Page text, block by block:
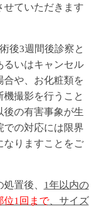
せていただきます
後3週間後診察と
るいはキャンセル
合や、お化粧類を
撮影を行うこと
後の有害事象が生
での対応には限界
なりますことをご
置後、 1年以内の
位1回まで、サイズ